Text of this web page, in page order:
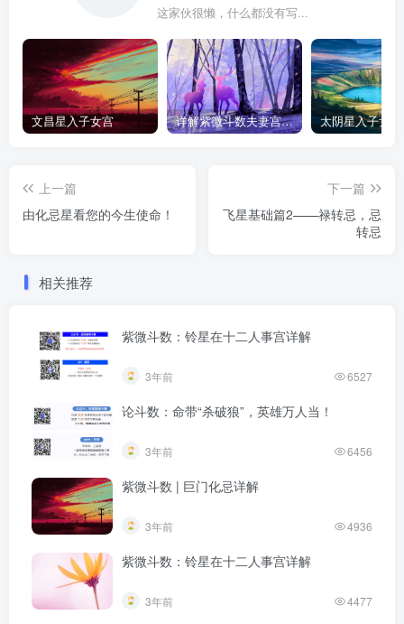
这家伙很懒，什么都没有写...
文昌星入子女宫 详解紫微斗数夫妻宫星曜
上一篇
由化忌星看您的今生使命！
下一篇
飞星基础篇2——禄转忌，忌
转忌
相关推荐
紫微斗数：铃星在十二人事宫详解
3年前 6527
论斗数：命带“杀破狼”，英雄万人当！
3年前 6456
紫微斗数 | 巨门化忌详解
3年前 4936
紫微斗数：铃星在十二人事宫详解
3年前 4477